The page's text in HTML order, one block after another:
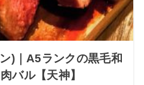
)｜A5ランクの黒毛和
バル【天神】